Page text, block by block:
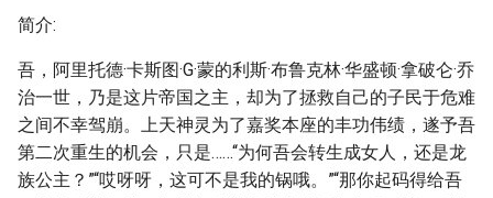
简介:
吾，阿里托德·卡斯图·G·蒙的利斯·布鲁克林·华盛顿·拿破仑·乔
治一世，乃是这片帝国之主，却为了拯救自己的子民于危难
之间不幸驾崩。上天神灵为了嘉奖本座的丰功伟绩，遂予吾
第二次重生的机会，只是……“为何吾会转生成女人，还是龙
族公主？”“哎呀呀，这可不是我的锅哦。”“那你起码得给吾